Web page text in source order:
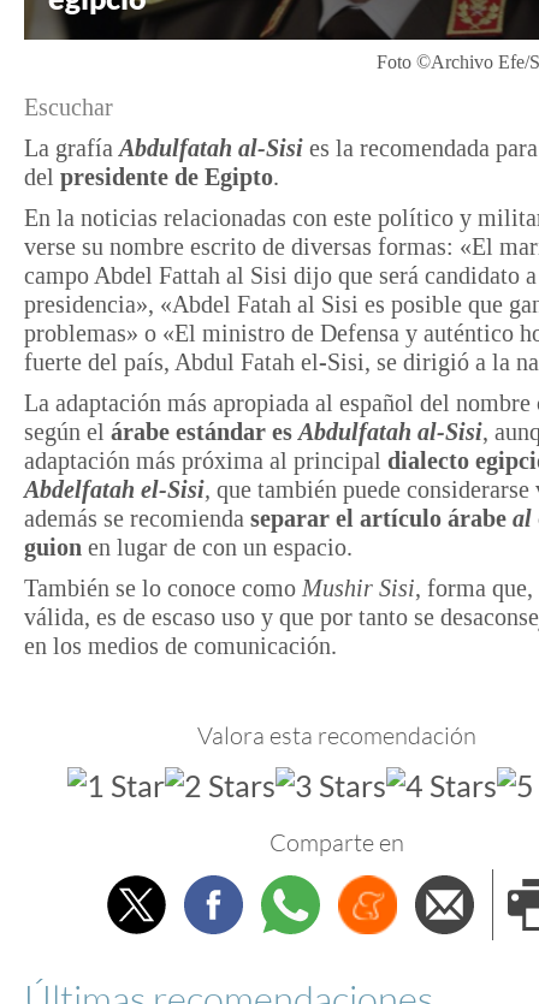
Foto ©Archivo Efe/
Escuchar
La grafía Abdulfatah al-Sisi es la recomendada
del presidente de Egipto.
En la noticias relacionadas con este político y
verse su nombre escrito de diversas formas: «El
campo Abdel Fattah al Sisi dijo que será candidato
presidencia», «Abdel Fatah al Sisi es posible que
problemas» o «El ministro de Defensa y auténtico
fuerte del país, Abdul Fatah el-Sisi, se dirigió a la
La adaptación más apropiada al español del
según el árabe estándar es Abdulfatah al-Sisi,
adaptación más próxima al principal dialecto
Abdelfatah el-Sisi, que también puede
además se recomienda separar el artículo árabe al
guion en lugar de con un espacio.
También se lo conoce como Mushir Sisi, forma que,
válida, es de escaso uso y que por tanto se
en los medios de comunicación.
Valora esta recomendación
Comparte en
TwitterFacebookWhatsappMenéame